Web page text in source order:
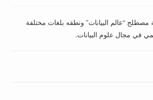
“عالم البيانات” ونطقه بلغات مختلفة
في مجال علوم البيانات.